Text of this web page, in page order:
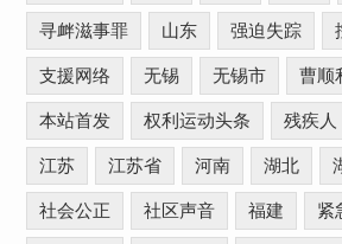
寻衅滋事罪 山东 强迫失踪
支援网络 无锡 无锡市 曹顺
本站首发 权利运动头条 残疾人
江苏 江苏省 河南 湖北
社会公正 社区声音 福建 紧